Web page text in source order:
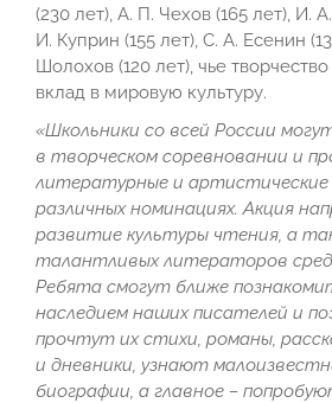
(230 лет), А. П. Чехов (165 лет), И.
И. Куприн (155 лет), С. А. Есенин
Шолохов (120 лет), чье
вклад в мировую культуру.
«Школьники со всей России
в творческом соревновании и
литературные и артистические
различных номинациях. Акция
развитие культуры чтения, а
талантливых литераторов
Ребята смогут ближе
наследием наших писателей и
прочтут их стихи, романы,
и дневники, узнают
биографии, а главное –